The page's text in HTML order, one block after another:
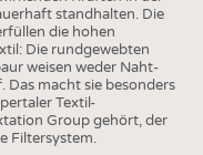
standhalten. Die
die hohen
Die rundgewebten
weisen weder Naht-
Das macht sie besonders
Textil-
Group gehört, der
Filtersystem.